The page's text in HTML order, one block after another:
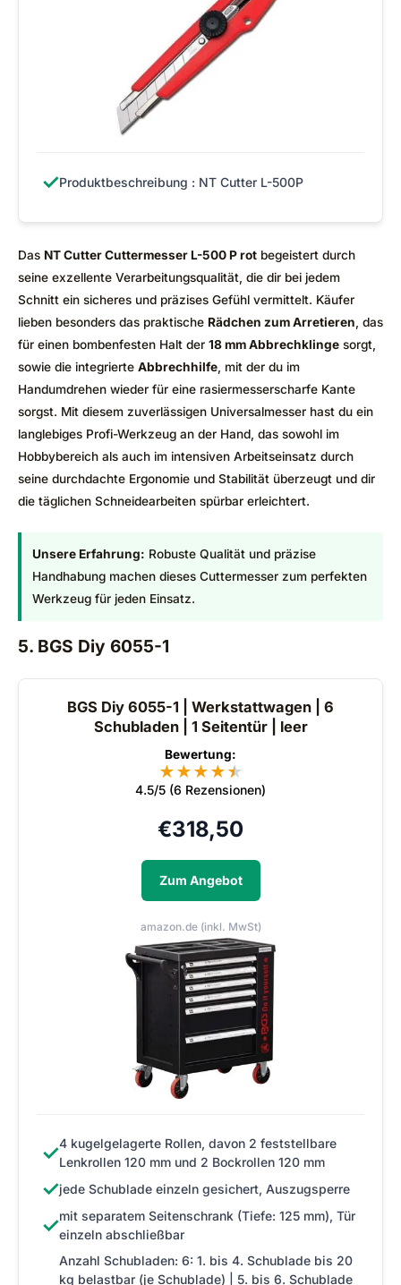
✓Produktbeschreibung : NT Cutter L-500P
Das NT Cutter Cuttermesser L-500 P rot begeistert durch
seine exzellente Verarbeitungsqualität, die dir bei jedem
Schnitt ein sicheres und präzises Gefühl vermittelt. Käufer
lieben besonders das praktische Rädchen zum Arretieren, das
für einen bombenfesten Halt der 18 mm Abbrechklinge sorgt,
sowie die integrierte Abbrechhilfe, mit der du im
Handumdrehen wieder für eine rasiermesserscharfe Kante
sorgst. Mit diesem zuverlässigen Universalmesser hast du ein
langlebiges Profi-Werkzeug an der Hand, das sowohl im
Hobbybereich als auch im intensiven Arbeitseinsatz durch
seine durchdachte Ergonomie und Stabilität überzeugt und dir
die täglichen Schneidearbeiten spürbar erleichtert.
Unsere Erfahrung: Robuste Qualität und präzise
Handhabung machen dieses Cuttermesser zum perfekten
Werkzeug für jeden Einsatz.
5. BGS Diy 6055-1
BGS Diy 6055-1 | Werkstattwagen | 6
Schubladen | 1 Seitentür | leer
Bewertung:
★★★★★
★
4.5/5 (6 Rezensionen)
€318,50
Zum Angebot
amazon.de (inkl. MwSt)
✓4 kugelgelagerte Rollen, davon 2 feststellbare
Lenkrollen 120 mm und 2 Bockrollen 120 mm
✓jede Schublade einzeln gesichert, Auszugsperre
✓mit separatem Seitenschrank (Tiefe: 125 mm), Tür
einzeln abschließbar
Anzahl Schubladen: 6: 1. bis 4. Schublade bis 20
kg belastbar (je Schublade) | 5. bis 6. Schublade